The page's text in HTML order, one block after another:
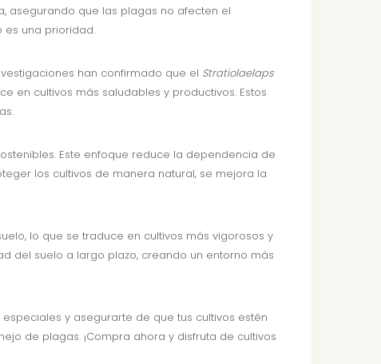
asegurando que las plagas no afecten el
es una prioridad.
han confirmado que el Stratiolaelaps
en cultivos más saludables y productivos. Estos
Este enfoque reduce la dependencia de
los cultivos de manera natural, se mejora la
lo que se traduce en cultivos más vigorosos y
del suelo a largo plazo, creando un entorno más
especiales y asegurarte de que tus cultivos estén
de plagas. ¡Compra ahora y disfruta de cultivos